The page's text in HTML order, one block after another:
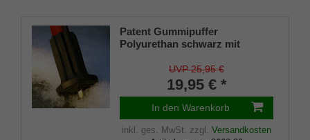
Patent Gummipuffer
Polyurethan schwarz mit
Gehstöcke aus Holz und Metall,
flexibler Schaft für
Durchmesser von ca. 17-22 mm
UVP 25,95 €
19,95 € *
In den Warenkorb
inkl. ges. MwSt. zzgl. Versandkosten